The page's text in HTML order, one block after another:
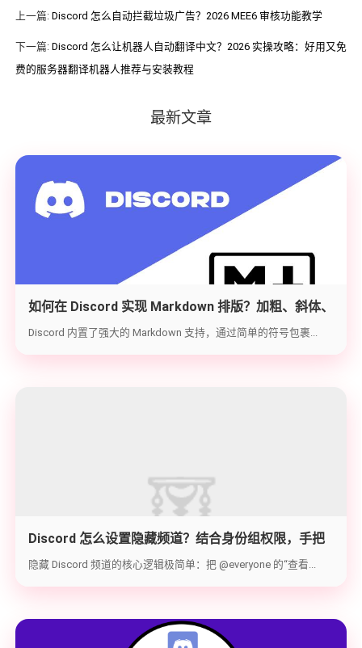
上一篇: Discord 怎么自动拦截垃圾广告？2026 MEE6 审核功能教学
下一篇: Discord 怎么让机器人自动翻译中文？2026 实操攻略：好用又免
费的服务器翻译机器人推荐与安装教程
最新文章
如何在 Discord 实现 Markdown 排版？加粗、斜体、
代码块与隐藏文字教学
Discord 内置了强大的 Markdown 支持，通过简单的符号包裹...
Discord 怎么设置隐藏频道？结合身份组权限，手把
手教你打造 100% 私密的专属频道
隐藏 Discord 频道的核心逻辑极简单：把 @everyone 的“查看...